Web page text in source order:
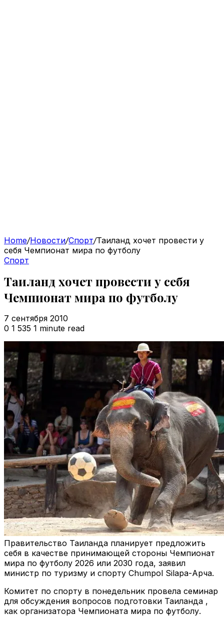
Home/Новости/Спорт/Таиланд хочет провести у
себя Чемпионат мира по футболу
Спорт
Таиланд хочет провести у себя
Чемпионат мира по футболу
7 сентября 2010
0 1 535 1 minute read
Правительство Таиланда планирует предложить
себя в качестве принимающей стороны Чемпионат
мира по футболу 2026 или 2030 года, заявил
министр по туризму и спорту Chumpol Silapa-Арча.
Комитет по спорту в понедельник провела семинар
для обсуждения вопросов подготовки Таиланда ,
как организатора Чемпионата мира по футболу.